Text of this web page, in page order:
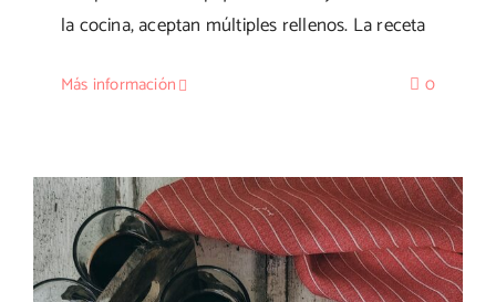
la cocina, aceptan múltiples rellenos. La receta
Más información 0